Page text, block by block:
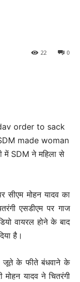
0
22
मोहन यादव का
एसडीएम पर गाज
वायरल होने के बाद
है।
जूते के फीते बंधवाने के
यादव ने चितरंगी